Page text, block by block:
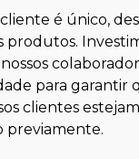
é único,
produtos.
para garantir
clientes
previamente.